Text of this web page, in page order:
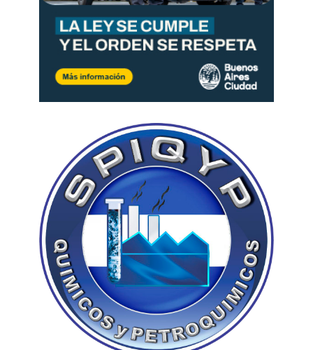
en el primer eslabón del Sistema de Protección
Integral. Sobre sus espaldas recae la obligación
de denunciar, de activar protocolos y de
contener a la víctima.
El Estado debe reconocer
esta inmensa responsabilidad civil y penal que hoy
3. La salud ocupacional y el riesgo psicosocial
bajo la Ley 24.557:
Como laboralista, observo a diario el estrago del
burnout o síndrome del trabajador quemado en
estos profesionales.Están expuestos a riesgos
psicosociales gravísimos: absorben la angustia,
la carencia y la violencia que el tejido social
derrama dentro de la escuela. Las Aseguradoras
de Riesgos del Trabajo sistemáticamente se niegan
a reconocer el impacto psicológico de esta tarea